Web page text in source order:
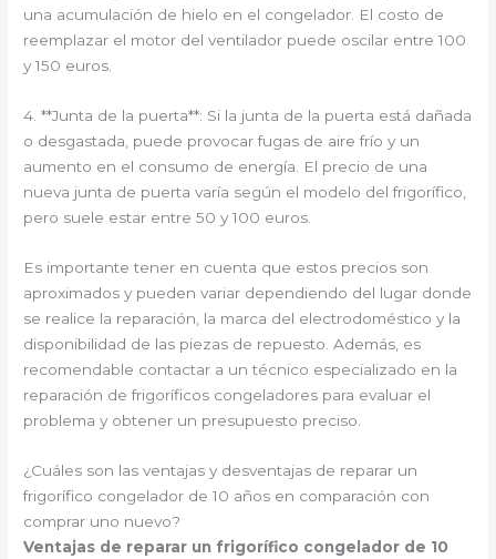
una acumulación de hielo en el congelador. El costo de
reemplazar el motor del ventilador puede oscilar entre 100
y 150 euros.
4. **Junta de la puerta**: Si la junta de la puerta está dañada
o desgastada, puede provocar fugas de aire frío y un
aumento en el consumo de energía. El precio de una
nueva junta de puerta varía según el modelo del frigorífico,
pero suele estar entre 50 y 100 euros.
Es importante tener en cuenta que estos precios son
aproximados y pueden variar dependiendo del lugar donde
se realice la reparación, la marca del electrodoméstico y la
disponibilidad de las piezas de repuesto. Además, es
recomendable contactar a un técnico especializado en la
reparación de frigoríficos congeladores para evaluar el
problema y obtener un presupuesto preciso.
¿Cuáles son las ventajas y desventajas de reparar un
frigorífico congelador de 10 años en comparación con
comprar uno nuevo?
Ventajas de reparar un frigorífico congelador de 10